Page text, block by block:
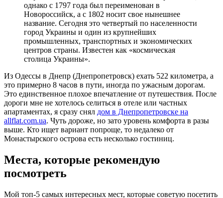
однако с 1797 года был переименован в
Новороссийск, а с 1802 носит свое нынешнее
название. Сегодня это четвертый по населенности
город Украины и один из крупнейших
промышленных, транспортных и экономических
центров страны. Известен как «космическая
столица Украины».
Из Одессы в Днепр (Днепропетровск) ехать 522 километра, а
это примерно 8 часов в пути, иногда по ужасным дорогам.
Это единственное плохое впечатление от путешествия. После
дороги мне не хотелось селиться в отеле или частных
апартаментах, я сразу снял дом в Днепропетровске на
allflat.com.ua. Чуть дороже, но зато уровень комфорта в разы
выше. Кто ищет вариант попроще, то недалеко от
Монастырского острова есть несколько гостиниц.
Места, которые рекомендую
посмотреть
Мой топ-5 самых интересных мест, которые советую посетить